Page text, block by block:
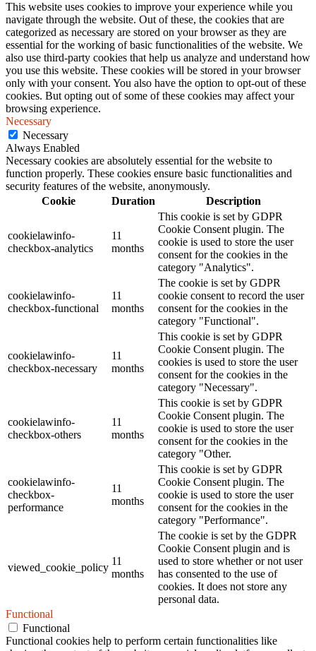
This website uses cookies to improve your experience while you
navigate through the website. Out of these, the cookies that are
categorized as necessary are stored on your browser as they are
essential for the working of basic functionalities of the website. We
also use third-party cookies that help us analyze and understand how
you use this website. These cookies will be stored in your browser
only with your consent. You also have the option to opt-out of these
cookies. But opting out of some of these cookies may affect your
browsing experience.
Necessary
Necessary
Always Enabled
Necessary cookies are absolutely essential for the website to
function properly. These cookies ensure basic functionalities and
security features of the website, anonymously.
Cookie
Duration Description
cookielawinfo-
checkbox-analytics
11
months
This cookie is set by GDPR
Cookie Consent plugin. The
cookie is used to store the user
consent for the cookies in the
category "Analytics".
cookielawinfo-
checkbox-functional
11
months
The cookie is set by GDPR
cookie consent to record the user
consent for the cookies in the
category "Functional".
cookielawinfo-
checkbox-necessary
11
months
This cookie is set by GDPR
Cookie Consent plugin. The
cookies is used to store the user
consent for the cookies in the
category "Necessary".
cookielawinfo-
checkbox-others
11
months
This cookie is set by GDPR
Cookie Consent plugin. The
cookie is used to store the user
consent for the cookies in the
category "Other.
cookielawinfo-
checkbox-
performance
11
months
This cookie is set by GDPR
Cookie Consent plugin. The
cookie is used to store the user
consent for the cookies in the
category "Performance".
viewed_cookie_policy
11
months
The cookie is set by the GDPR
Cookie Consent plugin and is
used to store whether or not user
has consented to the use of
cookies. It does not store any
personal data.
Functional
Functional
Functional cookies help to perform certain functionalities like